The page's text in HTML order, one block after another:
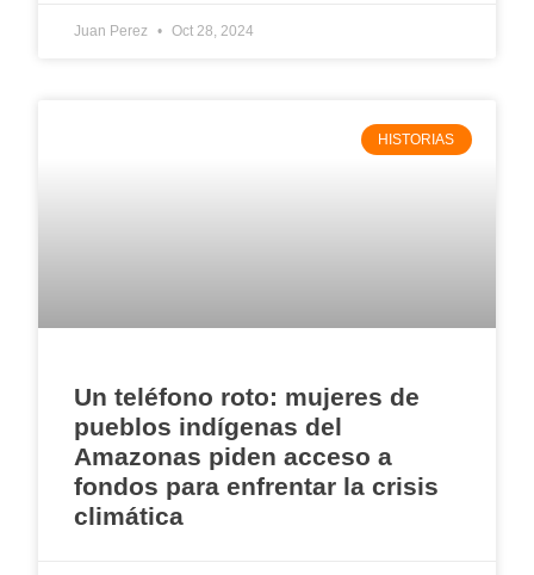
Juan Perez Oct 28, 2024
HISTORIAS
Un teléfono roto: mujeres de
pueblos indígenas del
Amazonas piden acceso a
fondos para enfrentar la crisis
climática